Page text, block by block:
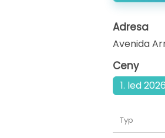
Adresa
Avenida
Ceny
1. led
Typ